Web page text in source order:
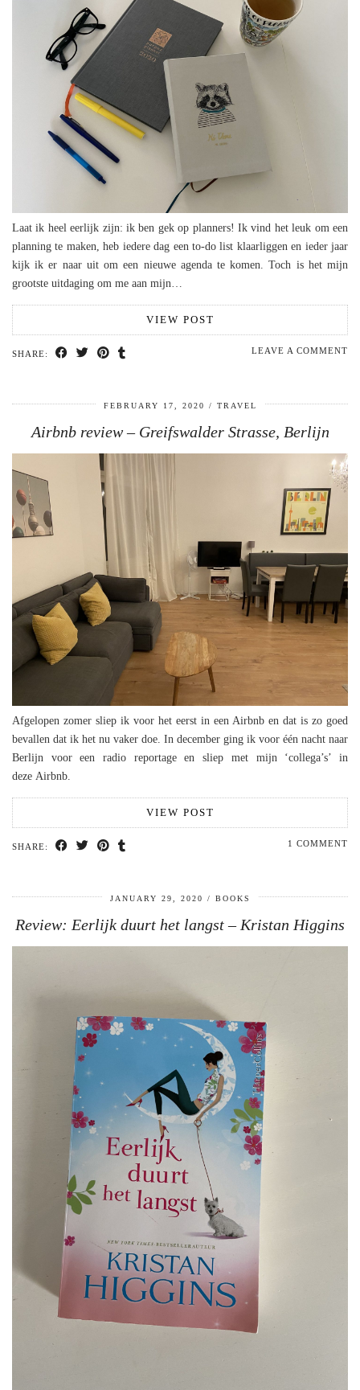
Laat ik heel eerlijk zijn: ik ben gek op planners! Ik vind het leuk om een
planning te maken, heb iedere dag een to-do list klaarliggen en ieder jaar
kijk ik er naar uit om een nieuwe agenda te komen. Toch is het mijn
grootste uitdaging om me aan mijn…
VIEW POST
SHARE: LEAVE A COMMENT
FEBRUARY 17, 2020 TRAVEL
Airbnb review – Greifswalder Strasse, Berlijn
Afgelopen zomer sliep ik voor het eerst in een Airbnb en dat is zo goed
bevallen dat ik het nu vaker doe. In december ging ik voor één nacht naar
Berlijn voor een radio reportage en sliep met mijn ‘collega’s’ in
deze Airbnb.
VIEW POST
SHARE: 1 COMMENT
JANUARY 29, 2020 BOOKS
Review: Eerlijk duurt het langst – Kristan Higgins